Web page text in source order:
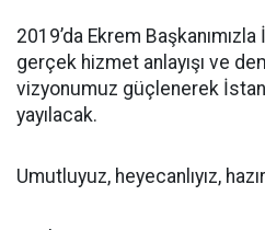
2019’da Ekrem
gerçek hizmet anlayışı ve
vizyonumuz güçlenerek
yayılacak.
Umutluyuz, heyecanlıyız,